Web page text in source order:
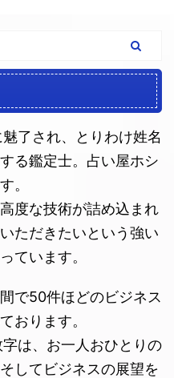
了され、とりわけ姓名
る鑑定士。占い屋ホシ
。
度な技術が詰め込まれ
ただきたいという強い
ています。
で50件ほどのビジネス
おります。
は、お一人おひとりの
してビジネスの展望を